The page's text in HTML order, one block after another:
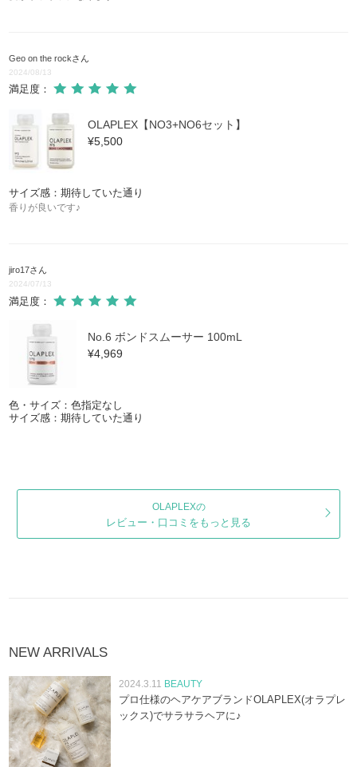
Geo on the rockさん
2024/08/13
満足度：
OLAPLEX【NO3+NO6セット】
¥5,500
サイズ感：期待していた通り
香りが良いです♪
jiro17さん
2024/07/13
満足度：
No.6 ボンドスムーサー 100mL
¥4,969
色・サイズ：色指定なし
サイズ感：期待していた通り
OLAPLEXの
レビュー・口コミをもっと見る
NEW ARRIVALS
2024.3.11 BEAUTY
プロ仕様のヘアケアブランドOLAPLEX(オラプレ
ックス)でサラサラヘアに♪